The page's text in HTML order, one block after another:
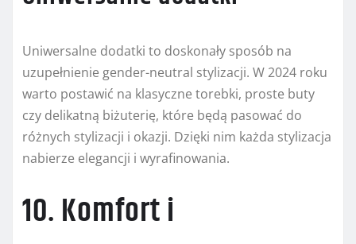
Uniwersalne dodatki to doskonały sposób na
uzupełnienie gender-neutral stylizacji. W 2024 roku
warto postawić na klasyczne torebki, proste buty
czy delikatną biżuterię, które będą pasować do
różnych stylizacji i okazji. Dzięki nim każda stylizacja
nabierze elegancji i wyrafinowania.
10. Komfort i